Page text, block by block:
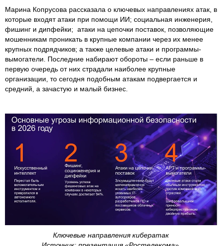
Марина Копрусова рассказала о ключевых направлениях атак, в
которые входят атаки при помощи ИИ; социальная инженерия,
фишинг и дипфейки; атаки на цепочки поставок, позволяющие
мошенникам проникать в крупные компании через их менее
крупных подрядчиков; а также целевые атаки и программы-
вымогатели. Последние набирают обороты – если раньше в
первую очередь от них страдали наиболее крупные
организации, то сегодня подобным атакам подвергается и
средний, а зачастую и малый бизнес.
Ключевые направления кибератак